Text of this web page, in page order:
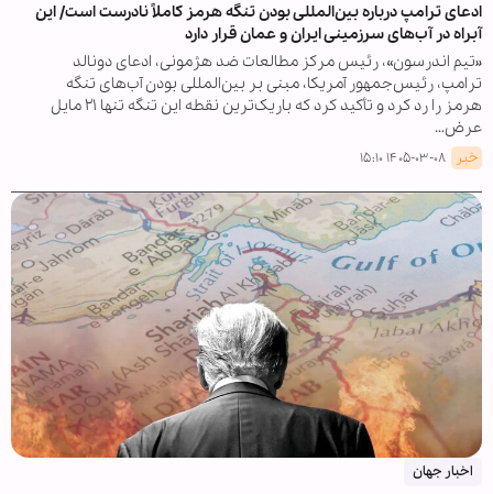
ادعای ترامپ درباره بین‌المللی بودن تنگه هرمز کاملاً نادرست است/ این
آبراه در آب‌های سرزمینی ایران و عمان قرار دارد
«تیم اندرسون»، رئیس مرکز مطالعات ضد هژمونی، ادعای دونالد
ترامپ، رئیس‌جمهور آمریکا، مبنی بر بین‌المللی بودن آب‌های تنگه
هرمز را رد کرد و تأکید کرد که باریک‌ترین نقطه این تنگه تنها ۲۱ مایل
عرض…
خبر ۱۴۰۵-۰۳-۰۸ ۱۵:۱۰
اخبار جهان